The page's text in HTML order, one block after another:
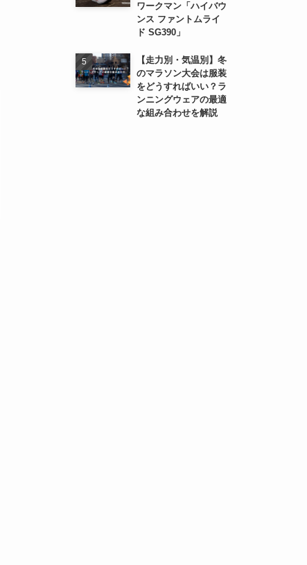
ワークマン「ハイバウ
ンス ファントムライ
ド SG390」
【走力別・気温別】冬
のマラソン大会は服装
をどうすればいい？ラ
ンニングウェアの最適
な組み合わせを解説